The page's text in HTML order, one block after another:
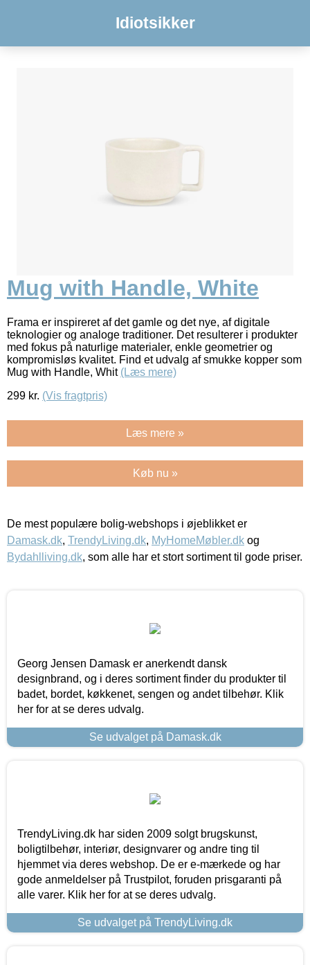
Idiotsikker
Mug with Handle, White
Frama er inspireret af det gamle og det nye, af digitale
teknologier og analoge traditioner. Det resulterer i produkter
med fokus på naturlige materialer, enkle geometrier og
kompromisløs kvalitet. Find et udvalg af smukke kopper som
Mug with Handle, Whit (Læs mere)
299 kr. (Vis fragtpris)
Læs mere »
Køb nu »
De mest populære bolig-webshops i øjeblikket er
Damask.dk, TrendyLiving.dk, MyHomeMøbler.dk og
Bydahlliving.dk, som alle har et stort sortiment til gode priser.
Georg Jensen Damask er anerkendt dansk
designbrand, og i deres sortiment finder du produkter til
badet, bordet, køkkenet, sengen og andet tilbehør. Klik
her for at se deres udvalg.
Se udvalget på Damask.dk
TrendyLiving.dk har siden 2009 solgt brugskunst,
boligtilbehør, interiør, designvarer og andre ting til
hjemmet via deres webshop. De er e-mærkede og har
gode anmeldelser på Trustpilot, foruden prisgaranti på
alle varer. Klik her for at se deres udvalg.
Se udvalget på TrendyLiving.dk